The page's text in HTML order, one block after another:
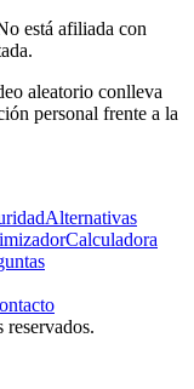
está afiliada con
aleatorio conlleva
personal frente a la
Alternativas
Calculadora